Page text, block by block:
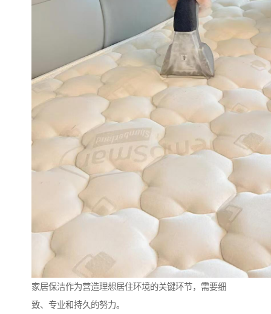
家居保洁作为营造理想居住环境的关键环节，需要细
致、专业和持久的努力。